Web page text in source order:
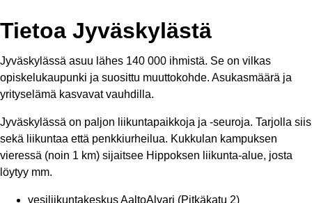
Tietoa Jyväskylästä
Jyväskylässä asuu lähes 140 000 ihmistä. Se on vilkas
opiskelukaupunki ja suosittu muuttokohde. Asukasmäärä ja
yrityselämä kasvavat vauhdilla.
Jyväskylässä on paljon liikuntapaikkoja ja -seuroja. Tarjolla siis
sekä liikuntaa että penkkiurheilua. Kukkulan kampuksen
vieressä (noin 1 km) sijaitsee Hippoksen liikunta-alue, josta
löytyy mm.
vesiliikuntakeskus AaltoAlvari (Pitkäkatu 2)